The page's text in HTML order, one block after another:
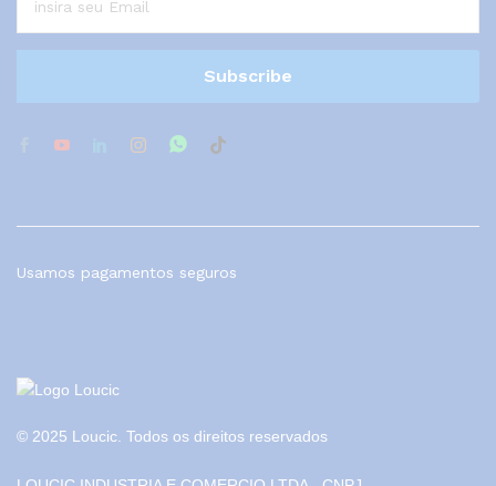
© 2025 Loucic. Todos os direitos reservados
Usamos pagamentos seguros